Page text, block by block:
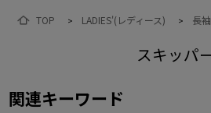
TOP > LADIES'(レディース) > 長
スキッパ
関連キーワード